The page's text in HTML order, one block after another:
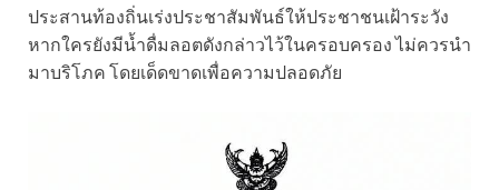
ประสานท้องถิ่นเร่งประชาสัมพันธ์ให้ประชาชนเฝ้าระวัง
หากใครยังมีน้ำดื่มลอตดังกล่าวไว้ในครอบครอง ไม่ควรนำ
มาบริโภค โดยเด็ดขาดเพื่อความปลอดภัย